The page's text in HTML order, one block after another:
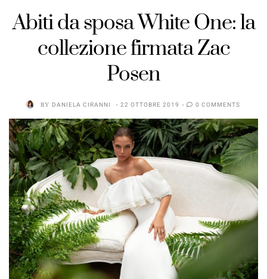
Abiti da sposa White One: la
collezione firmata Zac
Posen
BY DANIELA CIRANNI 22 OTTOBRE 2019 0 COMMENTS